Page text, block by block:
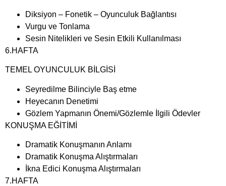
Diksiyon – Fonetik – Oyunculuk Bağlantısı
Vurgu ve Tonlama
Sesin Nitelikleri ve Sesin Etkili Kullanılması
6.HAFTA
TEMEL OYUNCULUK BİLGİSİ
Seyredilme Bilinciyle Baş etme
Heyecanın Denetimi
Gözlem Yapmanın Önemi/Gözlemle İlgili Ödevler
KONUŞMA EĞİTİMİ
Dramatik Konuşmanın Anlamı
Dramatik Konuşma Alıştırmaları
İkna Edici Konuşma Alıştırmaları
7.HAFTA